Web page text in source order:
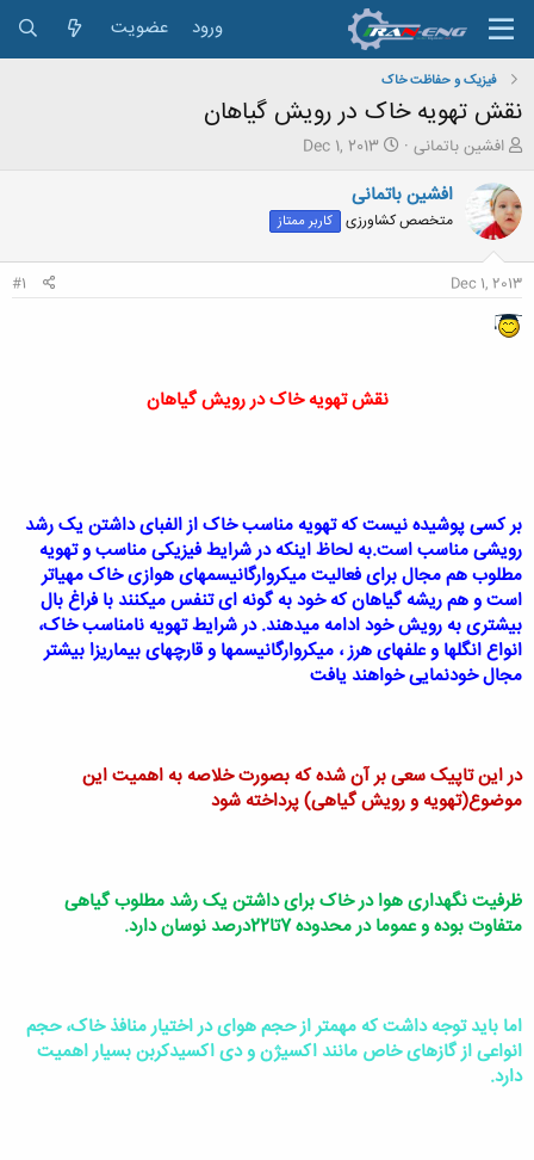
ورود عضویت
فیزیک و حفاظت خاک
نقش تهویه خاک در رویش گیاهان
ش
و
ع
ک
ه
م
افشین باتمانی
ت
ر
ی
خ
Dec 1, 2013
افشین باتمانی
متخصص کشاورزی کاربر ممتاز
Dec 1, 2013
#1
نقش تهویه خاک در رویش گیاهان
بر کسی پوشیده نیست که تهویه مناسب خاک از الفبای داشتن یک رشد
رویشی مناسب است.به لحاظ اینکه در شرایط فیزیکی مناسب و تهویه
مطلوب هم مجال برای فعالیت میکروارگانیسمهای هوازی خاک مهیاتر
است و هم ریشه گیاهان که خود به گونه ای تنفس میکنند با فراغ بال
بیشتری به رویش خود ادامه میدهند. در شرایط تهویه نامناسب خاک،
انواع انگلها و علفهای هرز ، میکروارگانیسمها و قارچهای بیماریزا بیشتر
مجال خودنمایی خواهند یافت
در این تاپیک سعی بر آن شده که بصورت خلاصه به اهمیت این
موضوع(تهویه و رویش گیاهی) پرداخته شود
ظرفیت نگهداری هوا در خاک برای داشتن یک رشد مطلوب گیاهی
متفاوت بوده و عموما در محدوده 7تا22درصد نوسان دارد.
اما باید توجه داشت که مهمتر از حجم هوای در اختیار منافذ خاک، حجم
انواعی از گازهای خاص مانند اکسیژن و دی اکسیدکربن بسیار اهمیت
دارد.